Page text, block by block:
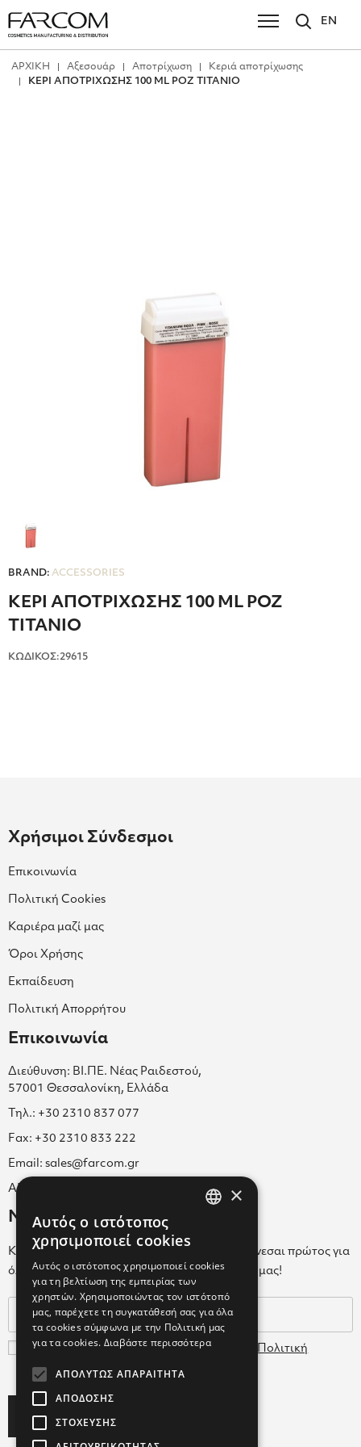
EN
ΑΡΧΙΚΗ Αξεσουάρ Αποτρίχωση
Κεριά αποτρίχωσης
ΚΕΡΙ ΑΠΟΤΡΙΧΩΣΗΣ 100 ΜL ΡΟΖ ΤΙΤΑΝΙΟ
BRAND: ACCESSORIES
ΚΕΡΙ ΑΠΟΤΡΙΧΩΣΗΣ 100 ΜL ΡΟΖ
ΤΙΤΑΝΙΟ
ΚΩΔΙΚΟΣ:29615
Χρήσιμοι Σύνδεσμοι
Επικοινωνία
Πολιτική Cookies
Καριέρα μαζί μας
Όροι Χρήσης
Εκπαίδευση
Πολιτική Απορρήτου
Επικοινωνία
Διεύθυνση: ΒΙ.ΠΕ. Νέας Ραιδεστού,
57001 Θεσσαλονίκη, Ελλάδα
Τηλ.: +30 2310 837 077
Fax: +30 2310 833 222
Email: sales@farcom.gr
ΑΡ.Γ.Ε.ΜΗ. 038365205000
Newsletter
Κάνε εγγραφή στο Newsletter για να ενημερώνεσαι πρώτος για
όλα τα νέα μας και τα ολοκαίνουρια προϊόντα μας!
Συμφωνώ με τουςΌρους Χρήσης
Πολιτική
Δεδομένων
×
Αυτός ο ιστότοπος
χρησιμοποιεί cookies
Αυτός ο ιστότοπος χρησιμοποιεί cookies
για τη βελτίωση της εμπειρίας των
χρηστών. Χρησιμοποιώντας τον ιστότοπό
μας, παρέχετε τη συγκατάθεσή σας για όλα
τα cookies σύμφωνα με την Πολιτική μας
για τα cookies. Διαβάστε περισσότερα
ΑΠΟΛΎΤΩΣ ΑΠΑΡΑΊΤΗΤΑ
ΑΠΌΔΟΣΗΣ
ΣΤΌΧΕΥΣΗΣ